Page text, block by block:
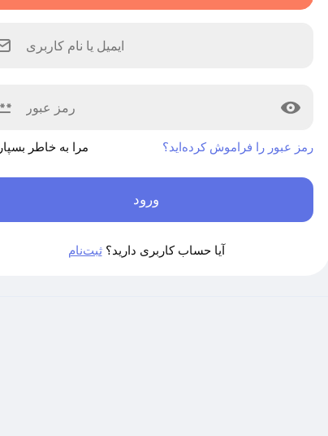
مرا به خاطر بسپار رمز عبور را فراموش کرده‌اید؟
ورود
آیا حساب کاربری دارید؟ثبت‌نام